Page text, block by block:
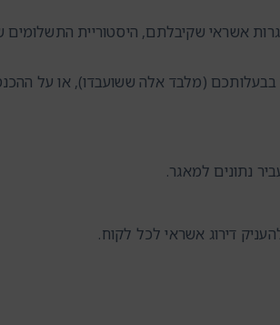
אשראי שקיבלתם, היסטוריית
(מלבד אלה ששועבדו), או על
נתונים למאגר.